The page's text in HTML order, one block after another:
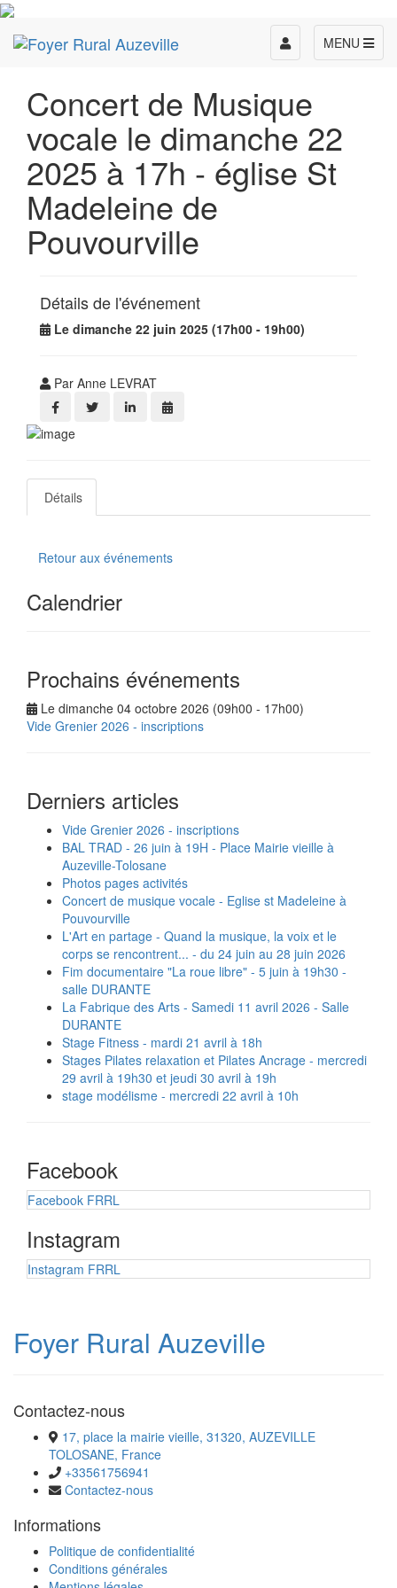
MENU
Toggle
navigation
Concert de Musique
vocale le dimanche 22
2025 à 17h - église St
Madeleine de
Pouvourville
Détails de l'événement
Le dimanche 22 juin 2025 (17h00 - 19h00)
Par Anne LEVRAT
Détails
Retour aux événements
Calendrier
Prochains événements
Le dimanche 04 octobre 2026 (09h00 - 17h00)
Vide Grenier 2026 - inscriptions
Derniers articles
Vide Grenier 2026 - inscriptions
BAL TRAD - 26 juin à 19H - Place Mairie vieille à
Auzeville-Tolosane
Photos pages activités
Concert de musique vocale - Eglise st Madeleine à
Pouvourville
L'Art en partage - Quand la musique, la voix et le
corps se rencontrent... - du 24 juin au 28 juin 2026
Fim documentaire "La roue libre" - 5 juin à 19h30 -
salle DURANTE
La Fabrique des Arts - Samedi 11 avril 2026 - Salle
DURANTE
Stage Fitness - mardi 21 avril à 18h
Stages Pilates relaxation et Pilates Ancrage - mercredi
29 avril à 19h30 et jeudi 30 avril à 19h
stage modélisme - mercredi 22 avril à 10h
Facebook
Facebook FRRL
Instagram
Instagram FRRL
Foyer Rural Auzeville
Contactez-nous
17, place la mairie vieille, 31320, AUZEVILLE
TOLOSANE, France
+33561756941
Contactez-nous
Informations
Politique de confidentialité
Conditions générales